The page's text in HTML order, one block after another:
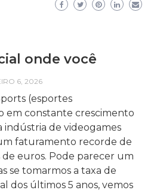
onde você
6, 2026
(esportes
em constante crescimento
indústria de videogames
faturamento recorde de
de euros. Pode parecer um
se tomarmos a taxa de
dos últimos 5 anos, vemos